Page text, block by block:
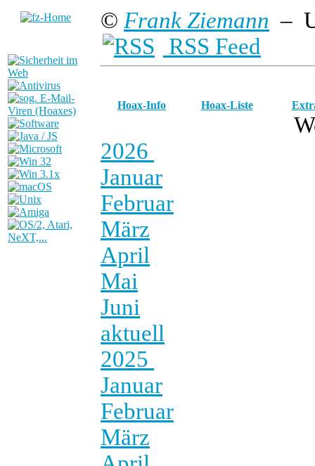
© Frank Ziemann –
RSS Feed
Hoax-Info Hoax-Liste
2026
Januar
Februar
März
April
Mai
Juni
aktuell
2025
Januar
Februar
März